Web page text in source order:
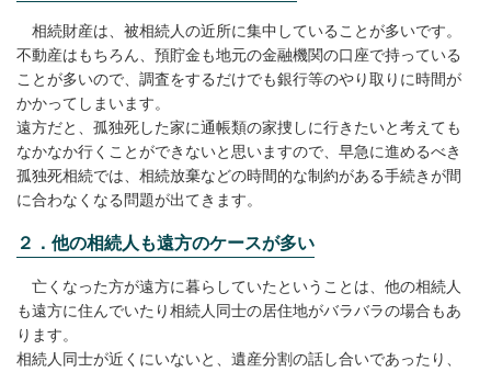
相続財産は、被相続人の近所に集中していることが多いです。
不動産はもちろん、預貯金も地元の金融機関の口座で持っている
ことが多いので、調査をするだけでも銀行等のやり取りに時間が
かかってしまいます。
遠方だと、孤独死した家に通帳類の家捜しに行きたいと考えても
なかなか行くことができないと思いますので、早急に進めるべき
孤独死相続では、相続放棄などの時間的な制約がある手続きが間
に合わなくなる問題が出てきます。
２．他の相続人も遠方のケースが多い
亡くなった方が遠方に暮らしていたということは、他の相続人
も遠方に住んでいたり相続人同士の居住地がバラバラの場合もあ
ります。
相続人同士が近くにいないと、遺産分割の話し合いであったり、